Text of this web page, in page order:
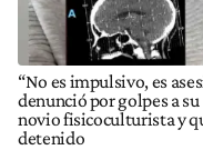
“No es impulsivo, es
denunció por golpes a su
novio fisicoculturista y
detenido